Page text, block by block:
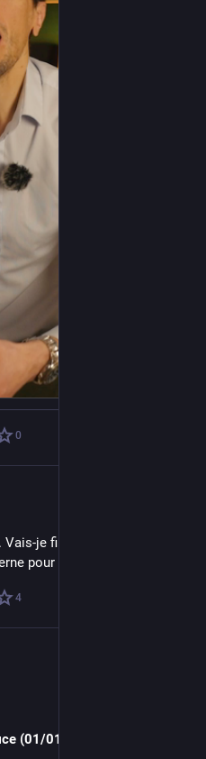
0
je finir par être obligé de
pour recevoir mon mail ?
4
(01/01/2009)